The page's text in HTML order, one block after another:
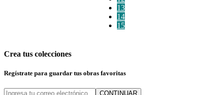
13
14
15
Crea tus colecciones
Regístrate para guardar tus obras favoritas
CONTINUAR